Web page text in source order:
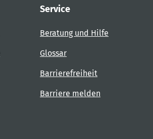
Service
Beratung und Hilfe
Glossar
Barrierefreiheit
Barriere melden